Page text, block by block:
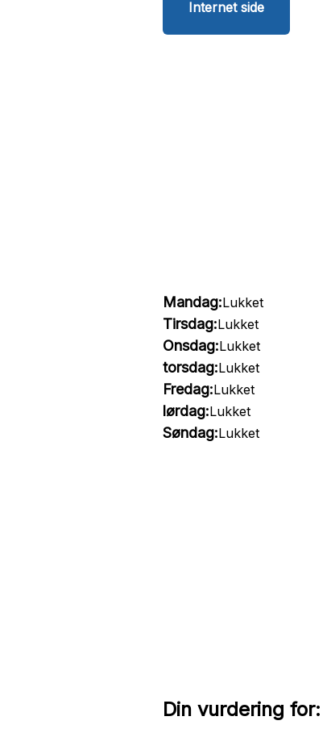
Internet side
Mandag:Lukket
Tirsdag:Lukket
Onsdag:Lukket
torsdag:Lukket
Fredag:Lukket
lørdag:Lukket
Søndag:Lukket
Din vurdering for: